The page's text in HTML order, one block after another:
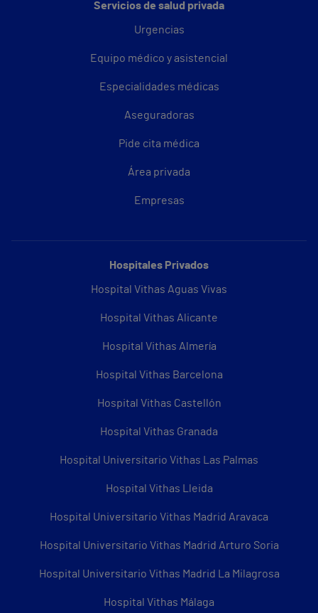
Servicios de salud privada
Urgencias
Equipo médico y asistencial
Especialidades médicas
Aseguradoras
Pide cita médica
Área privada
Empresas
Hospitales Privados
Hospital Vithas Aguas Vivas
Hospital Vithas Alicante
Hospital Vithas Almería
Hospital Vithas Barcelona
Hospital Vithas Castellón
Hospital Vithas Granada
Hospital Universitario Vithas Las Palmas
Hospital Vithas Lleida
Hospital Universitario Vithas Madrid Aravaca
Hospital Universitario Vithas Madrid Arturo Soria
Hospital Universitario Vithas Madrid La Milagrosa
Hospital Vithas Málaga